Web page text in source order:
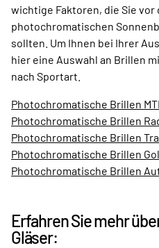
wichtige Faktoren, die Sie vor
photochromatischen
sollten. Um Ihnen bei Ihrer
hier eine Auswahl an Brillen
nach Sportart.
Photochromatische Brillen
Photochromatische Brillen
Photochromatische Brillen
Photochromatische Brillen
Photochromatische Brillen
Erfahren Sie mehr
Gläser: